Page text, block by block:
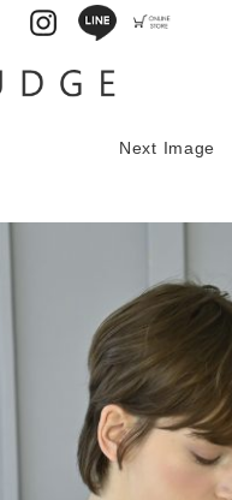
Next Image